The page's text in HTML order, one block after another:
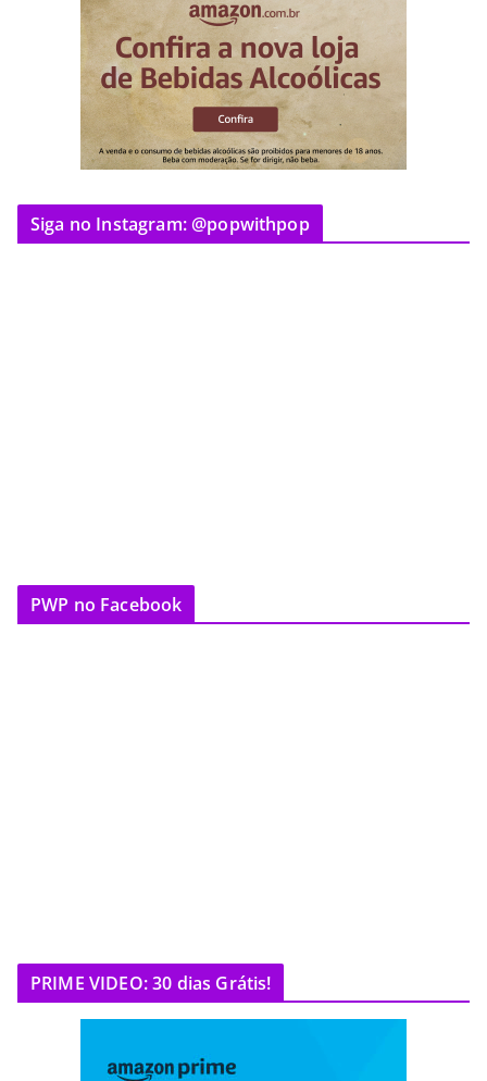
Siga no Instagram: @popwithpop
PWP no Facebook
PRIME VIDEO: 30 dias Grátis!